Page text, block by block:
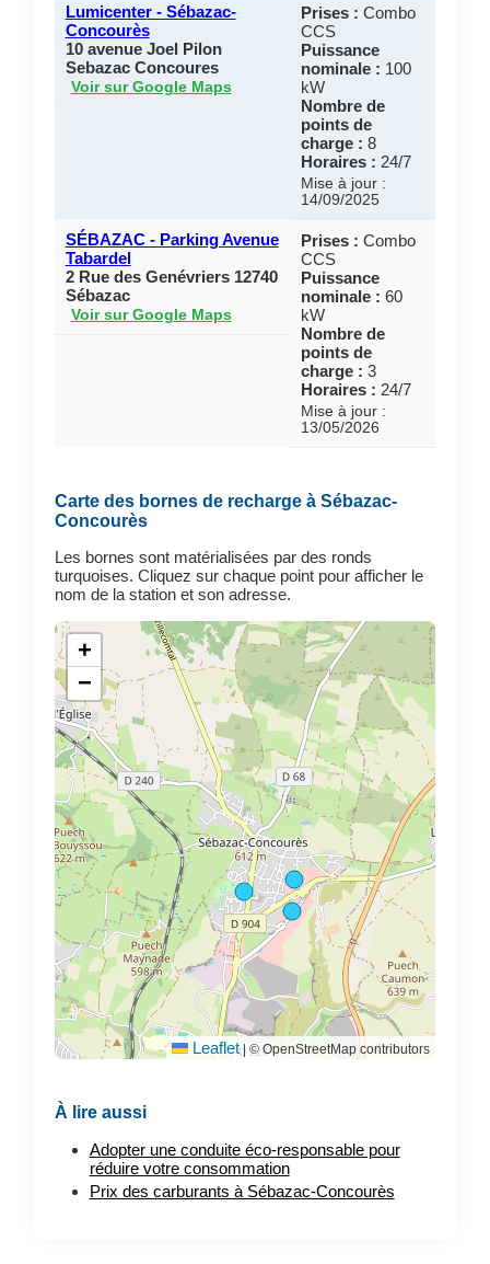
Lumicenter - Sébazac-
Concourès
10 avenue Joel Pilon
Sebazac Concoures
Voir sur Google Maps
Prises : Combo
CCS
Puissance
nominale : 100
kW
Nombre de
points de
charge : 8
Horaires : 24/7
Mise à jour :
14/09/2025
SÉBAZAC - Parking Avenue
Tabardel
2 Rue des Genévriers 12740
Sébazac
Voir sur Google Maps
Prises : Combo
CCS
Puissance
nominale : 60
kW
Nombre de
points de
charge : 3
Horaires : 24/7
Mise à jour :
13/05/2026
Carte des bornes de recharge à Sébazac-
Concourès
Les bornes sont matérialisées par des ronds
turquoises. Cliquez sur chaque point pour afficher le
nom de la station et son adresse.
+
−
Leaflet | © OpenStreetMap contributors
À lire aussi
Adopter une conduite éco-responsable pour
réduire votre consommation
Prix des carburants à Sébazac-Concourès